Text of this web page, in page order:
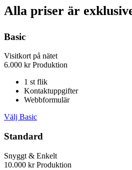
Alla priser är
Basic
Visitkort på nätet
6.000 kr Produktion
1 st flik
Kontaktuppgifter
Webbformulär
Välj Basic
Standard
Snyggt & Enkelt
10.000 kr Produktion